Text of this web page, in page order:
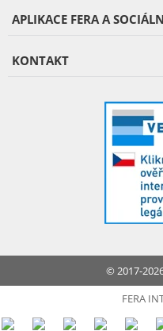
APLIKACE FERA A
KONTAKT
© 2017-
FERA